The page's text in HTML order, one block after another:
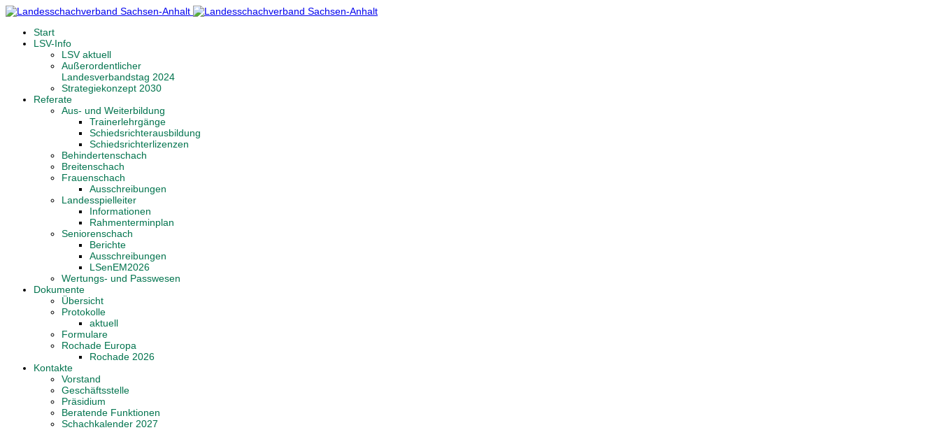
Start
LSV-Info
LSV aktuell
Außerordentlicher
Landesverbandstag 2024
Strategiekonzept 2030
Referate
Aus- und Weiterbildung
Trainerlehrgänge
Schiedsrichterausbildung
Schiedsrichterlizenzen
Behindertenschach
Breitenschach
Frauenschach
Ausschreibungen
Landesspielleiter
Informationen
Rahmenterminplan
Seniorenschach
Berichte
Ausschreibungen
LSenEM2026
Wertungs- und Passwesen
Dokumente
Übersicht
Protokolle
aktuell
Formulare
Rochade Europa
Rochade 2026
Kontakte
Vorstand
Geschäftsstelle
Präsidium
Beratende Funktionen
Schachkalender 2027